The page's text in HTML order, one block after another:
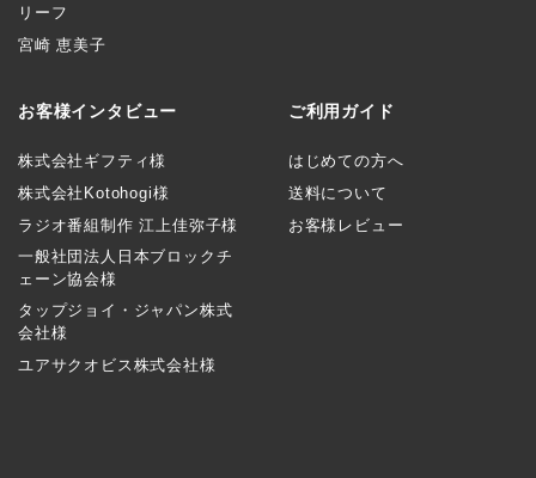
リーフ
宮崎 恵美子
お客様インタビュー
株式会社ギフティ様
株式会社Kotohogi様
ラジオ番組制作 江上佳弥子様
一般社団法人日本ブロックチ
ェーン協会様
タップジョイ・ジャパン株式
会社様
ユアサクオビス株式会社様
ご利用ガイド
はじめての方へ
送料について
お客様レビュー